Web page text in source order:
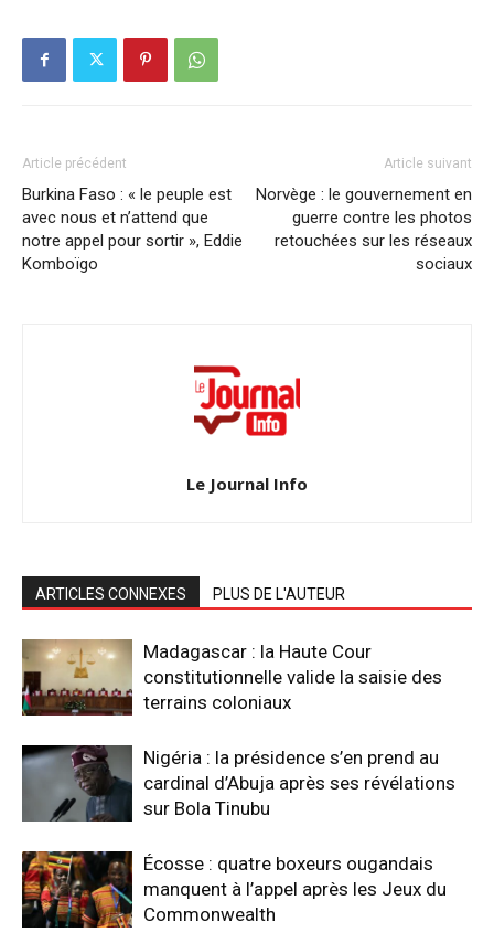
Article précédent
Burkina Faso : « le peuple est
avec nous et n’attend que
notre appel pour sortir », Eddie
Komboïgo
Article suivant
Norvège : le gouvernement en
guerre contre les photos
retouchées sur les réseaux
sociaux
Le Journal Info
ARTICLES CONNEXES PLUS DE L'AUTEUR
Madagascar : la Haute Cour
constitutionnelle valide la saisie des
terrains coloniaux
Nigéria : la présidence s’en prend au
cardinal d’Abuja après ses révélations
sur Bola Tinubu
Écosse : quatre boxeurs ougandais
manquent à l’appel après les Jeux du
Commonwealth